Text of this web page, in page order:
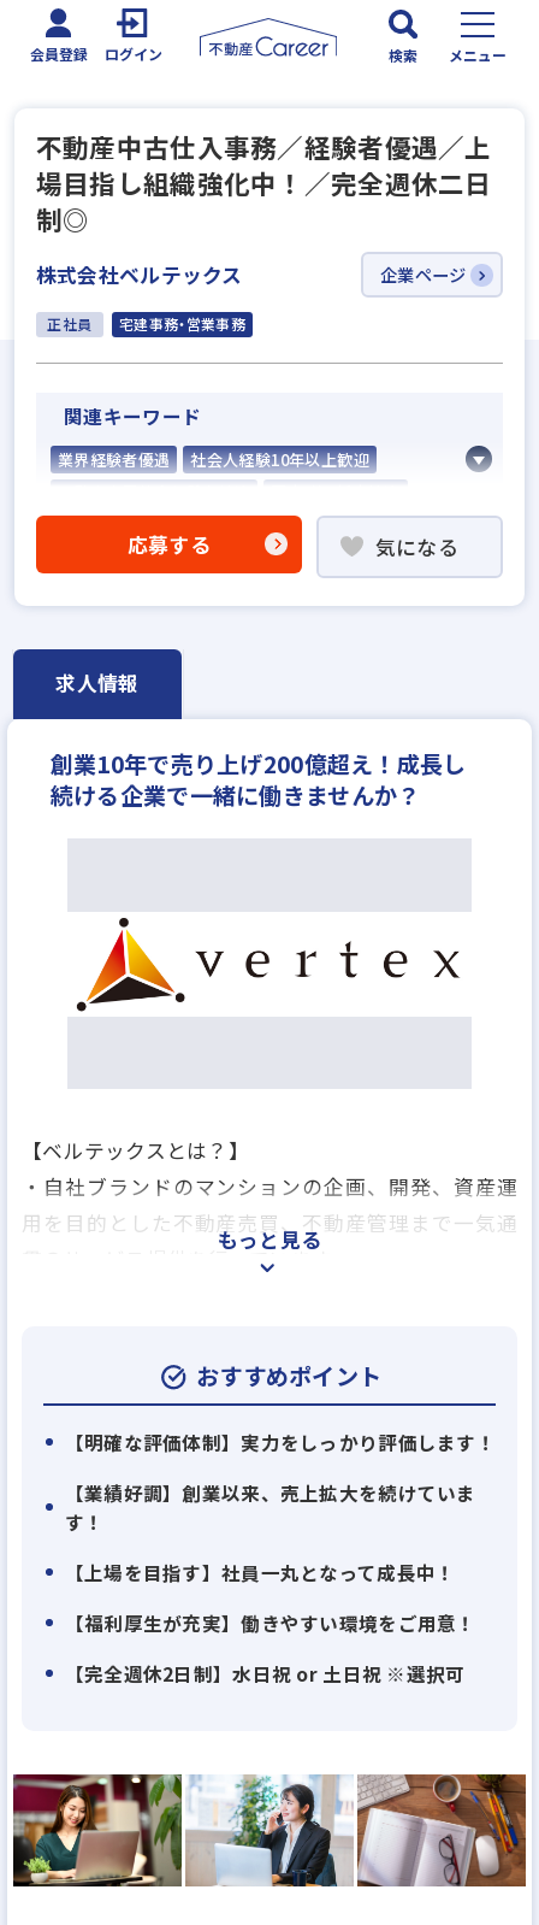
会員登録 ログイン 検索 メニュー
不動産中古仕入事務／経験者優遇／上
場目指し組織強化中！／完全週休二日
制◎
株式会社ベルテックス 企業ページ
正社員 宅建事務・営業事務
関連キーワード
業界経験者優遇
社会人経験10年以上歓迎
宅建取引士歓迎
社宅・家賃補助あり
資格支援制度あり
月給25万円
応募する 気になる
求人情報
創業10年で売り上げ200億超え！成長し
続ける企業で一緒に働きませんか？
【ベルテックスとは？】
・自社ブランドのマンションの企画、開発、資産運
用を目的とした不動産売買、不動産管理まで一気通
貫のサービス提供を行っています。
を推進した結果、創業10年で売り上げ200億超えを突
破しました。
・上場に向けた準備を進めている兼ね合いもあり、
仕入・契約事務部門の中核を担っていただくことを
【募集背景】
のばしております。
もっと見る
おすすめポイント
【明確な評価体制】実力をしっかり評価します！
【業績好調】創業以来、売上拡大を続けていま
す！
【上場を目指す】社員一丸となって成長中！
【福利厚生が充実】働きやすい環境をご用意！
【完全週休2日制】水日祝 or 土日祝 ※選択可